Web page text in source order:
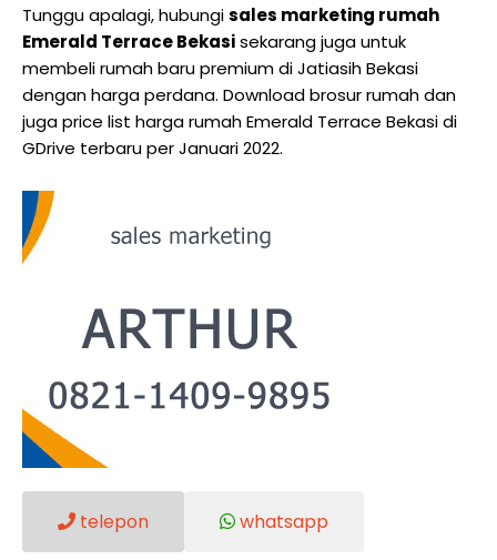
Tunggu apalagi, hubungisales marketing rumah
Emerald Terrace Bekasisekarang juga untuk
membeli rumah baru premium di Jatiasih Bekasi
dengan harga perdana. Download brosur rumah dan
juga price list harga rumah Emerald Terrace Bekasi di
GDrive terbaru per Januari 2022.
telepon whatsapp